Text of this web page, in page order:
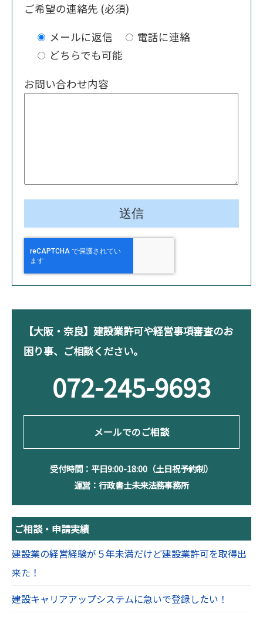
ご希望の連絡先 (必須)
メールに返信
電話に連絡
どちらでも可能
お問い合わせ内容
【大阪・奈良】建設業許可や経営事項審査のお
困り事、ご相談ください。
072-245-9693
メールでのご相談
受付時間：平日9:00-18:00（土日祝予約制）
運営：行政書士未来法務事務所
ご相談・申請実績
建設業の経営経験が５年未満だけど建設業許可を取得出
来た！
建設キャリアアップシステムに急いで登録したい！